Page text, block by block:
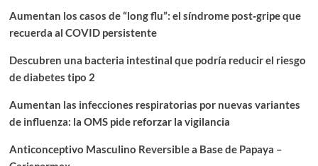
Aumentan los casos de “long flu”: el síndrome post‑gripe que
recuerda al COVID persistente
Descubren una bacteria intestinal que podría reducir el riesgo
de diabetes tipo 2
Aumentan las infecciones respiratorias por nuevas variantes
de influenza: la OMS pide reforzar la vigilancia
Anticonceptivo Masculino Reversible a Base de Papaya –